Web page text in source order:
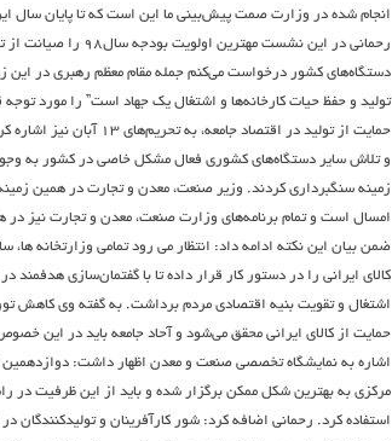
رحمانی در این نشست مهترین
دستگاه‌های کشور درخواست می‌کنم جمله مقام معظم رهبری در این
تولید و حفظ حیات کارخانه‌ها و اشتغال یک جهاد است” را مورد توجه
حمایت از تولید در اقتصاد
و تلاش سایر دستگاه‌های کشوری فعال مشکل خاصی در کشور به وجود
زمینه سنگبرداری کردند. وزیر صنعت، معدن و تجارت در همین زمینه
امسال است و تمام برنامه‌های وزارت صنعت، معدن و تجارت نیز
ضمن بیان این نکته ادامه داد: انتظار می رود تمامی وزارتخانه ها،
کالای ایرانی را در دستور کار قرار داده تا با گفتمان‌سازی هدفمند
اشتغال و تقویت بنیه اقتصادی مردم برداشت. به گفته وی کاهش
حمایت از کالای ایرانی محقق می‌شود و آحاد جامعه باید در این
اشاره به نمایشگاه تخصصی صنعت و معدن اظهار داشت: دوازدهمین
مرکزی به بهترین شکل ممکن برگزار شده و باید از این ظرفیت در
استفاده کرد. رحمانی اضافه کرد: شور کارآفرینان و تولیدکنندگان